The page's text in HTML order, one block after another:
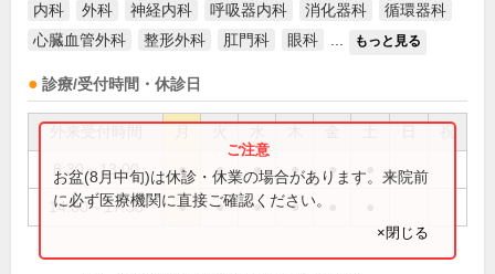
内科 外科 神経内科 呼吸器内科 消化器科
循環器科
心臓血管外科
整形外科 肛門科 眼科 もっと見る
診療/受付時間・休診日
祝
8:30～13:00 ● ● ● ● ●
14:00～17:30 ● ● ● ●
お盆(8月中旬)は休診・休業の場合があります。来院前
に必ず医療機関に直接ご確認ください。
×閉じる